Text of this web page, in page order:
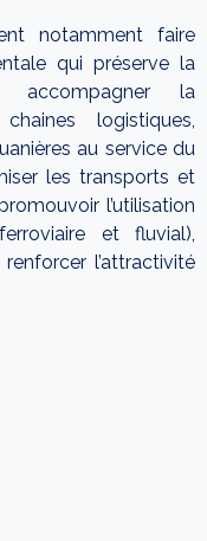
notamment faire
qui préserve la
accompagner la
logistiques,
au service du
les transports et
l’utilisation
et fluvial),
l’attractivité